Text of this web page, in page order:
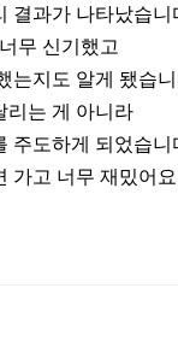
결과가 나타났습니
무 신기했고
는지도 알게 됐습
리는 게 아니라
주도하게 되었습니
가고 너무 재밌어요